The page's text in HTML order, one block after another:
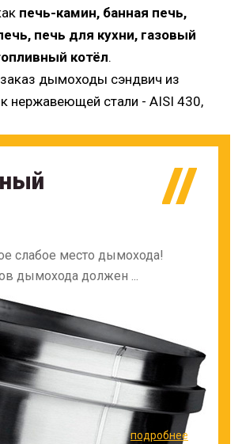
печь-камин, банная печь,
печь для кухни, газовый
котёл.
дымоходы сэндвич из
нержавеющей стали - AISI 430,
слабое место дымохода!
дымохода должен ...
подробнее